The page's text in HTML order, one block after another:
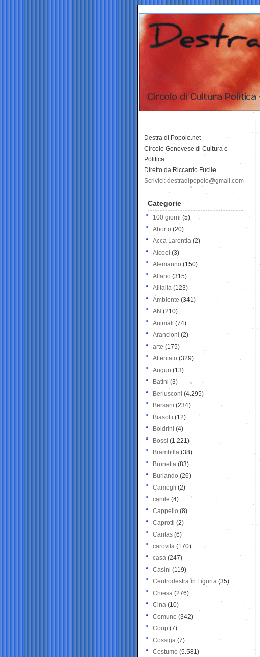
Destra di Popolo.net
Circolo Genovese di Cultura e
Politica
Diretto da Riccardo Fucile
Scrivici: destradipopolo@gmail.com
Categorie
100 giorni (5)
Aborto (20)
Acca Larentia (2)
Alcool (3)
Alemanno (150)
Alfano (315)
Alitalia (123)
Ambiente (341)
AN (210)
Animali (74)
Arancioni (2)
arte (175)
Attentato (329)
Auguri (13)
Batini (3)
Berlusconi (4.295)
Bersani (234)
Biasotti (12)
Boldrini (4)
Bossi (1.221)
Brambilla (38)
Brunetta (83)
Burlando (26)
Camogli (2)
canile (4)
Cappello (8)
Caprotti (2)
Caritas (6)
carovita (170)
casa (247)
Casini (119)
Centrodestra in Liguria (35)
Chiesa (276)
Cina (10)
Comune (342)
Coop (7)
Cossiga (7)
Costume (5.581)